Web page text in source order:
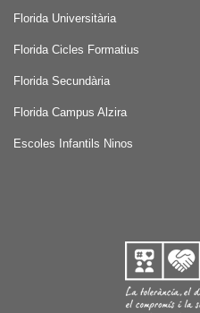
Florida Universitària
Florida Cicles Formatius
Florida Secundària
Florida Campus Alzira
Escoles Infantils Ninos